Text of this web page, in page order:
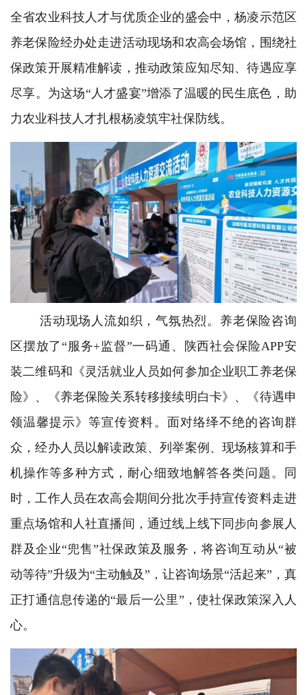
全省农业科技人才与优质企业的盛会中，杨凌示范区
养老保险经办处走进活动现场和农高会场馆，围绕社
保政策开展精准解读，推动政策应知尽知、待遇应享
尽享。为这场“人才盛宴”增添了温暖的民生底色，助
力农业科技人才扎根杨凌筑牢社保防线。
活动现场人流如织，气氛热烈。养老保险咨询
区摆放了“服务+监督”一码通、陕西社会保险APP安
装二维码和《灵活就业人员如何参加企业职工养老保
险》、《养老保险关系转移接续明白卡》、《待遇申
领温馨提示》等宣传资料。面对络绎不绝的咨询群
众，经办人员以解读政策、列举案例、现场核算和手
机操作等多种方式，耐心细致地解答各类问题。同
时，工作人员在农高会期间分批次手持宣传资料走进
重点场馆和人社直播间，通过线上线下同步向参展人
群及企业“兜售”社保政策及服务，将咨询互动从“被
动等待”升级为“主动触及”，让咨询场景“活起来”，真
正打通信息传递的“最后一公里”，使社保政策深入人
心。